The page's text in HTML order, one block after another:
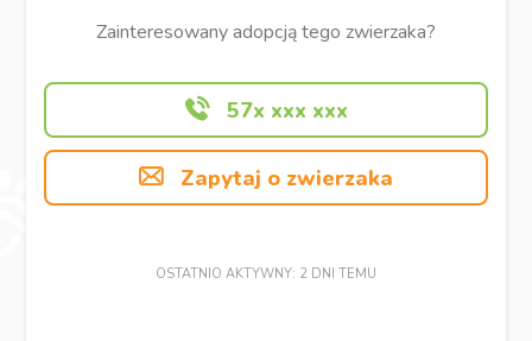
Zainteresowany adopcją tego zwierzaka?
57x xxx xxx
Zapytaj o zwierzaka
OSTATNIO AKTYWNY: 2 DNI TEMU